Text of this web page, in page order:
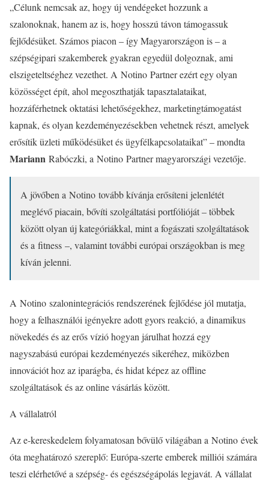
„Célunk nemcsak az, hogy új vendégeket hozzunk a
szalonoknak, hanem az is, hogy hosszú távon támogassuk
fejlődésüket. Számos piacon – így Magyarországon is – a
szépségipari szakemberek gyakran egyedül dolgoznak, ami
elszigeteltséghez vezethet. A Notino Partner ezért egy olyan
közösséget épít, ahol megoszthatják tapasztalataikat,
hozzáférhetnek oktatási lehetőségekhez, marketingtámogatást
kapnak, és olyan kezdeményezésekben vehetnek részt, amelyek
erősítik üzleti működésüket és ügyfélkapcsolataikat” – mondta
Mariann Rabóczki, a Notino Partner magyarországi vezetője.
A jövőben a Notino tovább kívánja erősíteni jelenlétét
meglévő piacain, bővíti szolgáltatási portfólióját – többek
között olyan új kategóriákkal, mint a fogászati szolgáltatások
és a fitness –, valamint további európai országokban is meg
kíván jelenni.
A Notino szalonintegrációs rendszerének fejlődése jól mutatja,
hogy a felhasználói igényekre adott gyors reakció, a dinamikus
növekedés és az erős vízió hogyan járulhat hozzá egy
nagyszabású európai kezdeményezés sikeréhez, miközben
innovációt hoz az iparágba, és hidat képez az offline
szolgáltatások és az online vásárlás között.
A vállalatról
Az e-kereskedelem folyamatosan bővülő világában a Notino évek
óta meghatározó szereplő: Európa-szerte emberek milliói számára
teszi elérhetővé a szépség- és egészségápolás legjavát. A vállalat